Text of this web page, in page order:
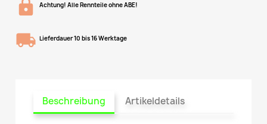
Achtung! Alle Rennteile ohne ABE!
Lieferdauer 10 bis 16 Werktage
Beschreibung Artikeldetails